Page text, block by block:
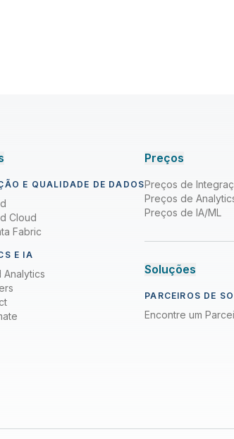
E QUALIDADE DE DADOS
Cloud
Fabric
E IA
Analytics
Preços
Preços de
Preços de
Preços de IA/ML
Soluções
PARCEIROS DE
Encontre um